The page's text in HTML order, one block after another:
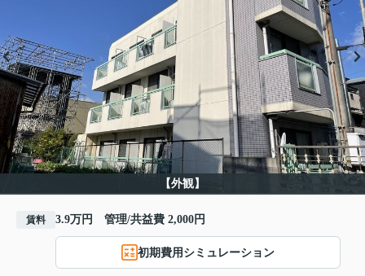
【外観】
賃料 3.9万円 管理/共益費 2,000円
初期費用シミュレーション